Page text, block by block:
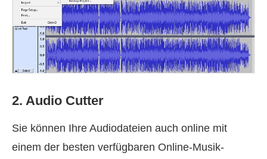
2. Audio Cutter
Sie können Ihre Audiodateien auch online mit
einem der besten verfügbaren Online-Musik-